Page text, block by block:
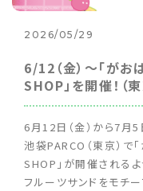
2026/05/29
6/12（金）〜「が
SHOP」を開催！（東
6月12日（金）から7月5
池袋PARCO（東京）で
SHOP」が開催される
フルーツサンドをモチ